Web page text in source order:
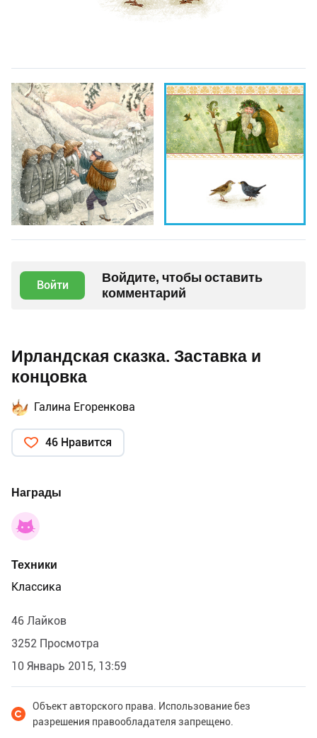
Войти
Войдите, чтобы оставить
комментарий
Ирландская сказка. Заставка и
концовка
Галина Егоренкова
46 Нравится
Награды
Техники
Классика
46 Лайков
3252 Просмотра
10 Январь 2015, 13:59
Объект авторского права. Использование без
разрешения правообладателя запрещено.